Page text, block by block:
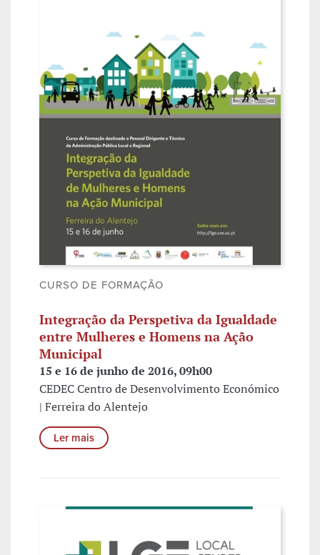
CURSO DE FORMAÇÃO
Integração da Perspetiva da Igualdade
entre Mulheres e Homens na Ação
Municipal
15 e 16 de junho de 2016, 09h00
CEDEC Centro de Desenvolvimento Económico
| Ferreira do Alentejo
Ler mais